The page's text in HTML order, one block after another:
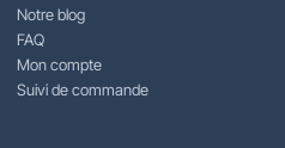
Notre blog
FAQ
Mon compte
Suivi de commande